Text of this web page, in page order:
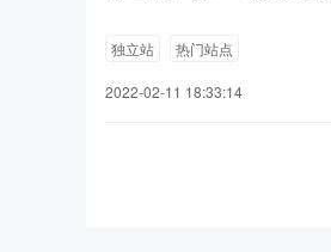
独立站 热门站点
2022-02-11 18:33:14